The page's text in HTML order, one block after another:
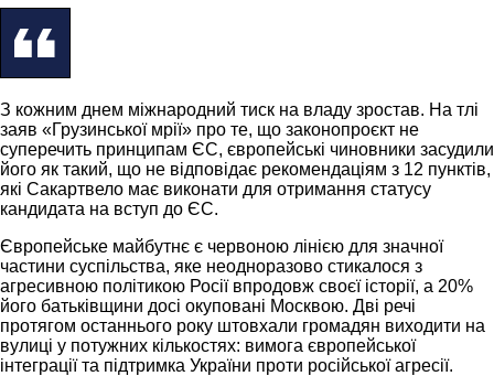
З кожним днем міжнародний тиск на владу зростав. На тлі
заяв «Грузинської мрії» про те, що законопроєкт не
суперечить принципам ЄС, європейські чиновники засудили
його як такий, що не відповідає рекомендаціям з 12 пунктів,
які Сакартвело має виконати для отримання статусу
кандидата на вступ до ЄС.
Європейське майбутнє є червоною лінією для значної
частини суспільства, яке неодноразово стикалося з
агресивною політикою Росії впродовж своєї історії, а 20%
його батьківщини досі окуповані Москвою. Дві речі
протягом останнього року штовхали громадян виходити на
вулиці у потужних кількостях: вимога європейської
інтеграції та підтримка України проти російської агресії.